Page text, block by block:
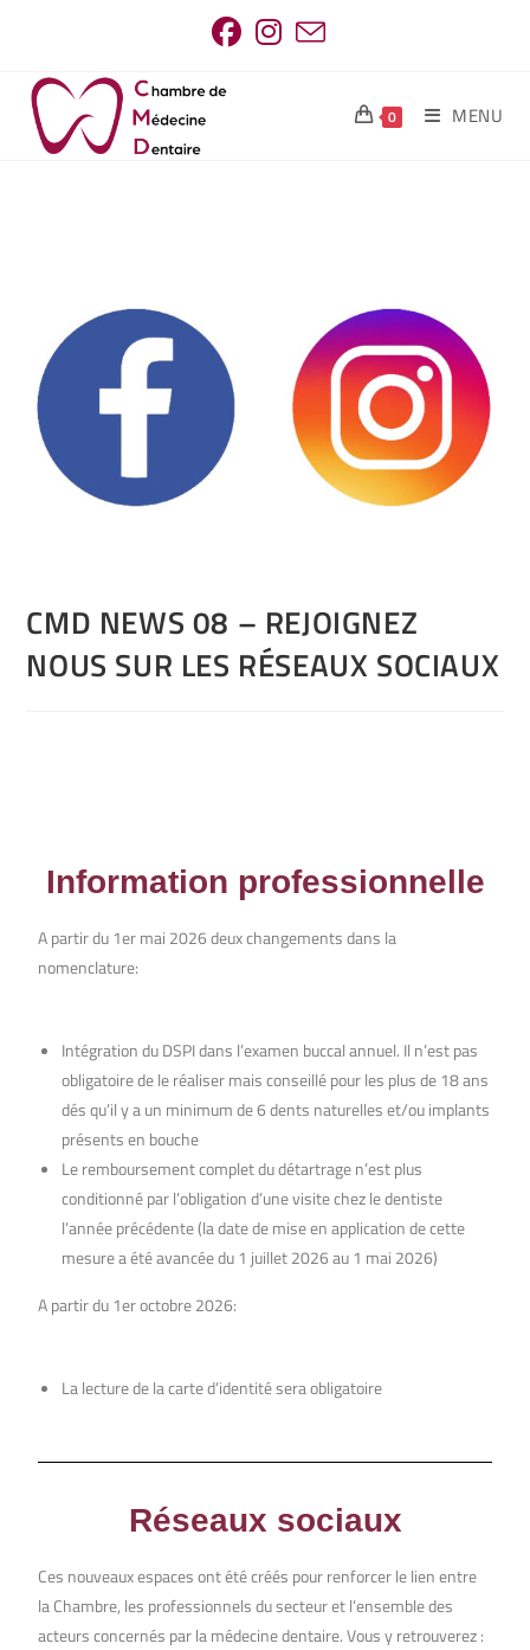
0 MENU
CMD NEWS 08 – REJOIGNEZ
NOUS SUR LES RÉSEAUX SOCIAUX
Information professionnelle
A partir du 1er mai 2026 deux changements dans la
nomenclature:
Intégration du DSPI dans l’examen buccal annuel. Il n’est pas
obligatoire de le réaliser mais conseillé pour les plus de 18 ans
dés qu’il y a un minimum de 6 dents naturelles et/ou implants
présents en bouche
Le remboursement complet du détartrage n’est plus
conditionné par l’obligation d’une visite chez le dentiste
l’année précédente (la date de mise en application de cette
mesure a été avancée du 1 juillet 2026 au 1 mai 2026)
A partir du 1er octobre 2026:
La lecture de la carte d’identité sera obligatoire
Réseaux sociaux
Ces nouveaux espaces ont été créés pour renforcer le lien entre
la Chambre, les professionnels du secteur et l’ensemble des
acteurs concernés par la médecine dentaire. Vous y retrouverez :